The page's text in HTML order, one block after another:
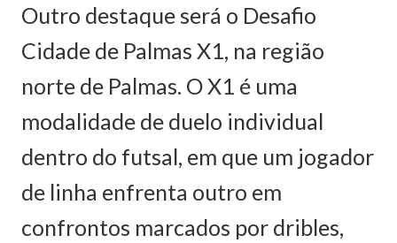
Outro destaque será o Desafio
Cidade de Palmas X1, na região
norte de Palmas. O X1 é uma
modalidade de duelo individual
dentro do futsal, em que um jogador
de linha enfrenta outro em
confrontos marcados por dribles,